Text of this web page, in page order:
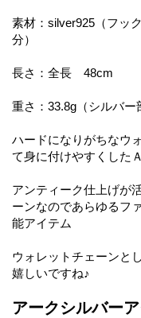
素材：silver925（フッ
分）
長さ：全長 48cm
重さ：33.8g（シルバー
ハードになりがちなウ
て身に付けやすくした
アンティーク仕上げが
ーンなのであらゆるフ
能アイテム
ウォレットチェーンと
嬉しいですね♪
アークシルバー